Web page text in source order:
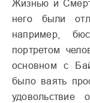
Жизнью и
него были
например,
портретом
основном с
было ваять